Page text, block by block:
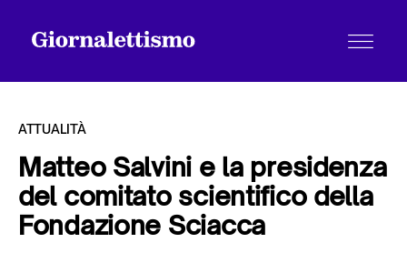
Tutti gli articoli
ATTUALITÀ
Matteo Salvini e la presidenza
del comitato scientifico della
Fondazione Sciacca